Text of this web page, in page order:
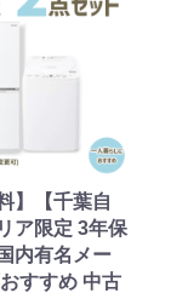
】【千葉自
ア限定 3年保
内有名メー
すすめ 中古